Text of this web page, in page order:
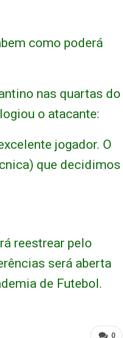
como poderá
nas quartas do
o atacante:
jogador. O
que decidimos
reestrear pelo
será aberta
de Futebol.
0